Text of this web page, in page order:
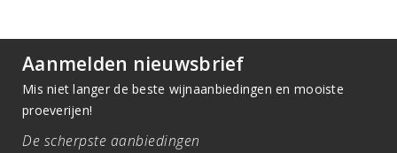
Aanmelden nieuwsbrief
Mis niet langer de beste wijnaanbiedingen en mooiste
proeverijen!
De scherpste aanbiedingen